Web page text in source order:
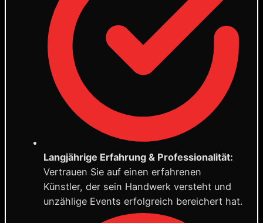
Langjährige Erfahrung & Professionalität:
Vertrauen Sie auf einen erfahrenen
Künstler, der sein Handwerk versteht und
unzählige Events erfolgreich bereichert hat.